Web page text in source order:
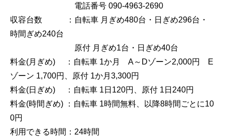
電話番号 090-4963-2690
収容台数 ：自転車 月ぎめ480台・日ぎめ296台・
時間ぎめ240台
原付 月ぎめ1台・日ぎめ40台
料金(月ぎめ) ：自転車 1か月 A～Dゾーン2,000円 E
ゾーン 1,700円、原付 1か月3,300円
料金(日ぎめ) ：自転車 1日120円、原付 1日240円
料金(時間ぎめ) ：自転車 1時間無料、以降8時間ごとに10
0円
利用できる時間：24時間